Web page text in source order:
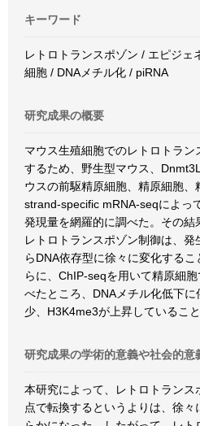
キーワード
レトロトランスポゾン / エピジェ
細胞 / DNAメチル化 / piRNA
研究成果の概要
マウス生殖細胞でのレトロトラ
するため、野生型マウス、
ウスの前駆精原細胞、精原細胞、
strand-specific mRNA-seqによっ
発現量を網羅的に調べた。その
レトロトランスポゾン制御は、
らDNA依存型に徐々に変化する
らに、ChIP-seqを用いて精原細
べたところ、DNAメチル化低下
少、H3K4me3が上昇しているこ
研究成果の学術的意義や社会的意
本研究によって、レトロトラン
点で転換するというよりは、徐々